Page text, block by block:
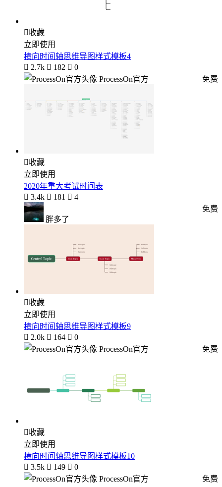
收藏
立即使用
横向时间轴思维导图样式模板4
 2.7k  182  0
ProcessOn官方
免费
收藏
立即使用
2020年重大考试时间表
 3.4k  181  4
胖多了
免费
收藏
立即使用
横向时间轴思维导图样式模板9
 2.0k  164  0
ProcessOn官方
免费
收藏
立即使用
横向时间轴思维导图样式模板10
 3.5k  149  0
ProcessOn官方
免费